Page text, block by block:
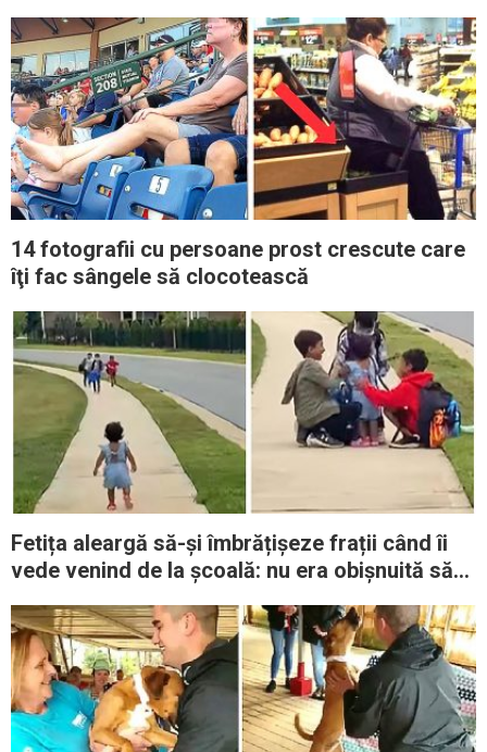
14 fotografii cu persoane prost crescute care
îţi fac sângele să clocotească
Fetița aleargă să-și îmbrățișeze frații când îi
vede venind de la școală: nu era obișnuită să